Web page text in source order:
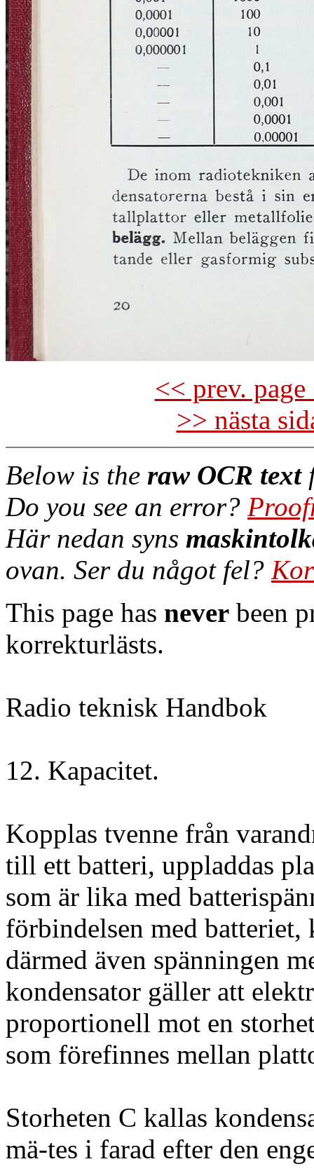
<< prev.
>> nästa
Below is the raw OCR text
Do you see an error?
Här nedan syns
ovan. Ser du något fel?
This page has never been
korrekturlästs.
Radio teknisk Handbok
12. Kapacitet.
Kopplas tvenne från
till ett batteri, uppladdas
som är lika med
förbindelsen med batteriet,
därmed även spänningen
kondensator gäller att
proportionell mot en
som förefinnes mellan
Storheten C kallas
mä-tes i farad efter den